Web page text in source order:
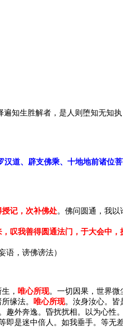
遍知生胜解者，是人则堕知无知
汉道、辟支佛乘、十地地前诸位
授记，次补佛处。佛问圆通，我
叹我善得圆通法门，于大会中，
语，谤佛谤法）
， 唯心所现。一切因果，世界微
缘法。
唯心所现。汝身汝心。皆
外奔逸。昏扰扰相。以为心性
是迷中倍人。如我垂手。等无